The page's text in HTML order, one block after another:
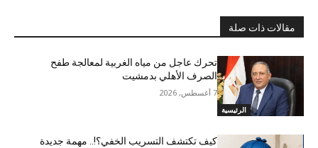
مقالات ذات صلة
الرئيسية
تحرك عاجل من مياه الغربية لمعالجة طفح
الصرف الأهلي بدمشيت
7 أغسطس, 2026
كيف تكتشف التسريب الخفي؟!.. مهمة جديدة